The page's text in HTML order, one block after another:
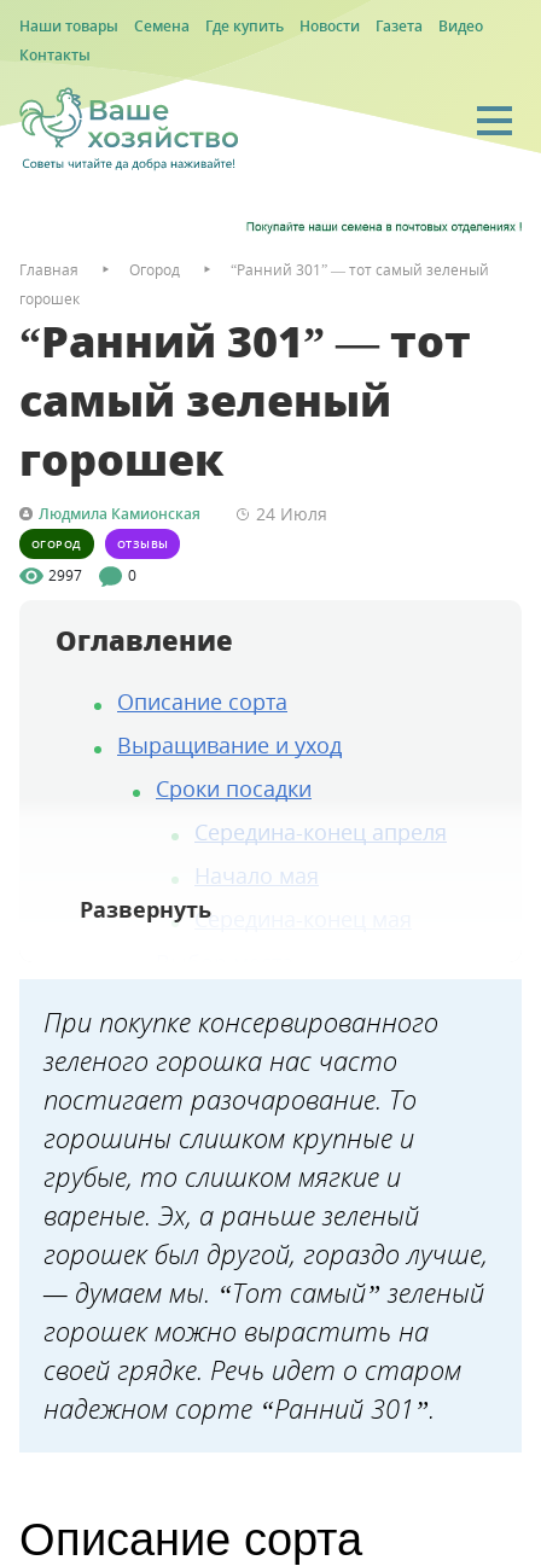
Наши товары Семена Где купить Новости Газета
Видео
Контакты
Главная Огород
“Ранний 301” — тот самый зеленый
горошек
“Ранний 301” — тот
самый зеленый
горошек
Людмила Камионская 24 Июля
ОГОРОД ОТЗЫВЫ
2997 0
Оглавление
Описание сорта
Выращивание и уход
Сроки посадки
Середина-конец апреля
Начало мая
Середина-конец мая
Посадка
Уход
Уборка и переработка урожая
При покупке консервированного
зеленого горошка нас часто
постигает разочарование. То
горошины слишком крупные и
грубые, то слишком мягкие и
вареные. Эх, а раньше зеленый
горошек был другой, гораздо лучше,
— думаем мы. “Тот самый” зеленый
горошек можно вырастить на
своей грядке. Речь идет о старом
надежном сорте “Ранний 301”.
Описание сорта